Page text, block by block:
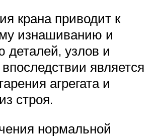
крана приводит к
изнашиванию и
деталей, узлов и
является
агрегата и
строя.
нормальной